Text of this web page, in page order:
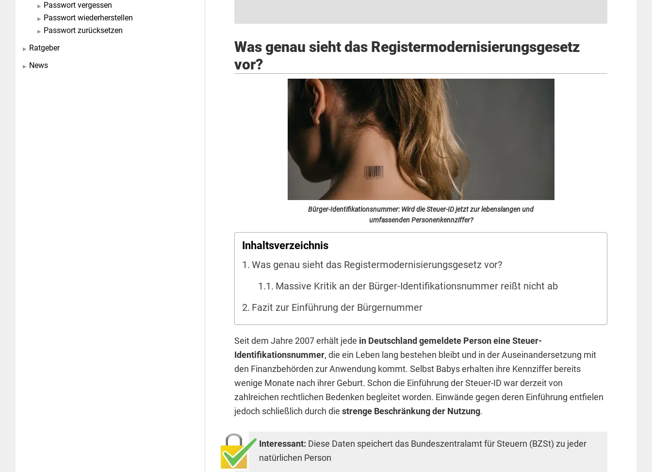
Was genau sieht das Registermodernisierungsgesetz
vor?
Bürger-Identifikationsnummer: Wird die Steuer-ID jetzt zur lebenslangen und
umfassenden Personenkennziffer?
Inhaltsverzeichnis
Was genau sieht das Registermodernisierungsgesetz vor?
Massive Kritik an der Bürger-Identifikationsnummer reißt nicht ab
Fazit zur Einführung der Bürgernummer
Seit dem Jahre 2007 erhält jede in Deutschland gemeldete Person eine Steuer-
Identifikationsnummer, die ein Leben lang bestehen bleibt und in der Auseinandersetzung mit
den Finanzbehörden zur Anwendung kommt. Selbst Babys erhalten ihre Kennziffer bereits
wenige Monate nach ihrer Geburt. Schon die Einführung der Steuer-ID war derzeit von
zahlreichen rechtlichen Bedenken begleitet worden. Einwände gegen deren Einführung entfielen
jedoch schließlich durch die strenge Beschränkung der Nutzung.
Interessant: Diese Daten speichert das Bundeszentralamt für Steuern (BZSt) zu jeder
natürlichen Person
Passwort vergessen
Passwort wiederherstellen
Passwort zurücksetzen
Ratgeber
News